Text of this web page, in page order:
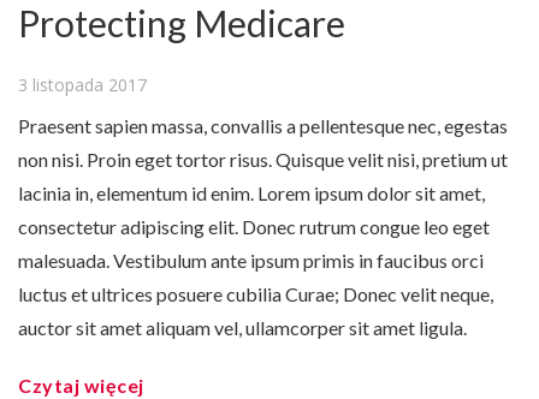
Protecting Medicare
3 listopada 2017
Praesent sapien massa, convallis a pellentesque nec, egestas
non nisi. Proin eget tortor risus. Quisque velit nisi, pretium ut
lacinia in, elementum id enim. Lorem ipsum dolor sit amet,
consectetur adipiscing elit. Donec rutrum congue leo eget
malesuada. Vestibulum ante ipsum primis in faucibus orci
luctus et ultrices posuere cubilia Curae; Donec velit neque,
auctor sit amet aliquam vel, ullamcorper sit amet ligula.
Czytaj więcej